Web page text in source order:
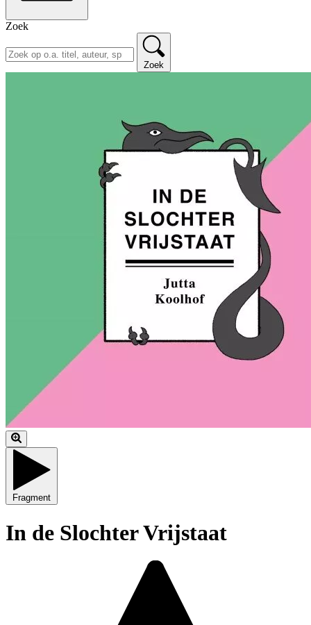
Zoek
Zoek
Fragment
In de Slochter Vrijstaat